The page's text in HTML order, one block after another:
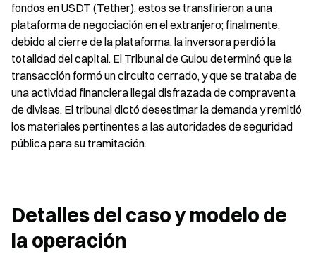
fondos en USDT (Tether), estos se transfirieron a una
plataforma de negociación en el extranjero; finalmente,
debido al cierre de la plataforma, la inversora perdió la
totalidad del capital. El Tribunal de Gulou determinó que la
transacción formó un circuito cerrado, y que se trataba de
una actividad financiera ilegal disfrazada de compraventa
de divisas. El tribunal dictó desestimar la demanda y remitió
los materiales pertinentes a las autoridades de seguridad
pública para su tramitación.
Detalles del caso y modelo de
la operación